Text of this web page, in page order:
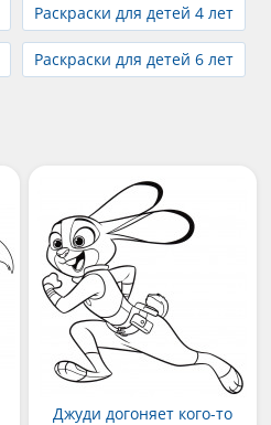
Раскраски для детей 4 лет
Раскраски для детей 6 лет
Джуди догоняет кого-то